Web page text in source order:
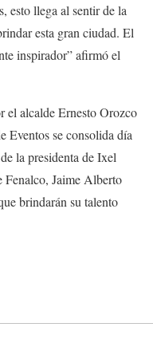
esto llega al sentir de la
esta gran ciudad. El
inspirador” afirmó el
el alcalde Ernesto Orozco
Eventos se consolida día
la presidenta de Ixel
Fenalco, Jaime Alberto
brindarán su talento